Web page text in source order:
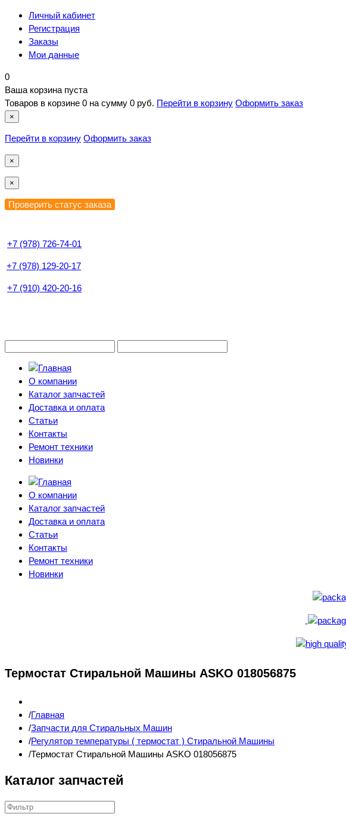
Личный кабинет
Регистрация
Заказы
Мои данные
0
Ваша корзина пуста
Товаров в корзине 0 на сумму 0 руб. Перейти в корзину Оформить заказ
×
Перейти в корзину Оформить заказ
×
×
+7 (978) 726-74-01
+7 (978) 129-20-17
+7 (910) 420-20-16
О компании
Каталог запчастей
Доставка и оплата
Статьи
Контакты
Ремонт техники
Новинки
О компании
Каталог запчастей
Доставка и оплата
Статьи
Контакты
Ремонт техники
Новинки
Термостат Стиральной Машины ASKO 018056875
Главная
Запчасти для Стиральных Машин
Регулятор температуры ( термостат ) Стиральной Машины
Термостат Стиральной Машины ASKO 018056875
Каталог запчастей